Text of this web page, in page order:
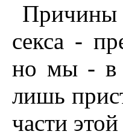
Причины
секса -
но мы - в
лишь
части